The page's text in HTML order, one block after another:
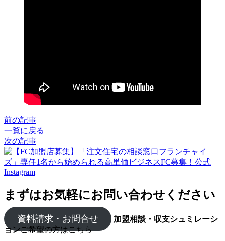
前の記事
一覧に戻る
次の記事
まずはお気軽にお問い合わせください
資料請求・お問合せ
加盟相談・収支シュミレーシ
ョンご希望の方はこちら